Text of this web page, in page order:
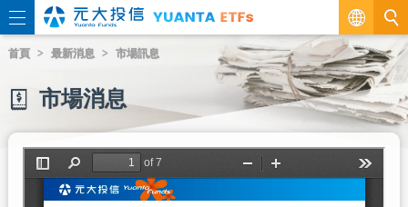
繁
EN
首頁 最新消息 市場訊息
市場消息